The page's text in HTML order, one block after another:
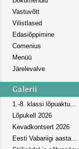
Vastuvõtt
Vilistlased
Edasiõppimine
Comenius
Menüü
Järelevalve
1.-8. klassi lõpuaktu...
Lõpukell 2026
Kevadkontsert 2026
Eesti Vabariigi aasta...